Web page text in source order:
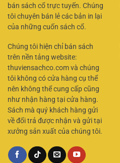
bán sách cổ trực tuyến. Chúng
tôi chuyên bán lẻ các bản in lại
của những cuốn sách cổ.
Chúng tôi hiện chỉ bán sách
trên nền tảng website:
thuviensachco.com và chúng
tôi không có cửa hàng cụ thể
nên không thể cung cấp cũng
như nhận hàng tại cửa hàng.
Sách mà quý khách hàng gửi
về đổi trả được nhận và gửi tại
xưởng sản xuất của chúng tôi.